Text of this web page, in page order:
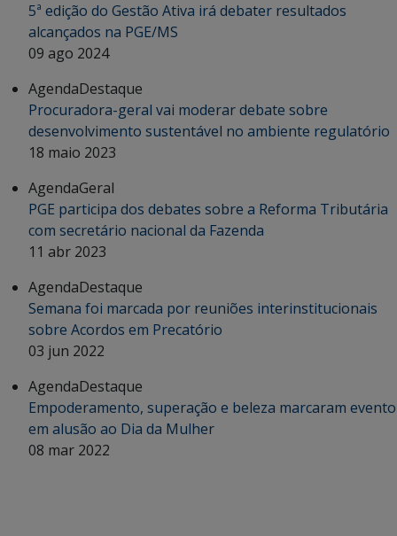
5ª edição do Gestão Ativa irá debater resultados
alcançados na PGE/MS
09 ago 2024
AgendaDestaque
Procuradora-geral vai moderar debate sobre
desenvolvimento sustentável no ambiente regulatório
18 maio 2023
AgendaGeral
PGE participa dos debates sobre a Reforma Tributária
com secretário nacional da Fazenda
11 abr 2023
AgendaDestaque
Semana foi marcada por reuniões interinstitucionais
sobre Acordos em Precatório
03 jun 2022
AgendaDestaque
Empoderamento, superação e beleza marcaram evento
em alusão ao Dia da Mulher
08 mar 2022